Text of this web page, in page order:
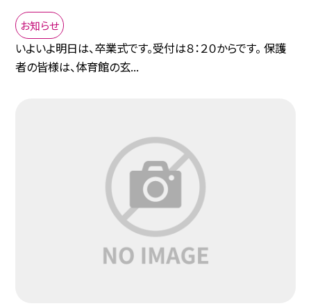
お知らせ
いよいよ明日は、卒業式です。受付は８：２０からです。 保護
者の皆様は、体育館の玄...